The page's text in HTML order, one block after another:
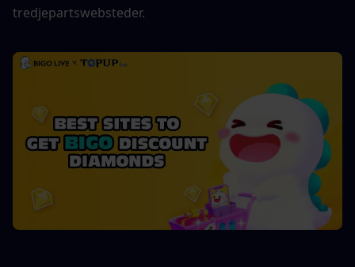
tredjepartswebsteder.